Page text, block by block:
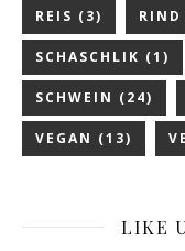
REIS (3) RIND
SCHASCHLIK (1)
SCHWEIN (24)
VEGAN (13)
LIKE